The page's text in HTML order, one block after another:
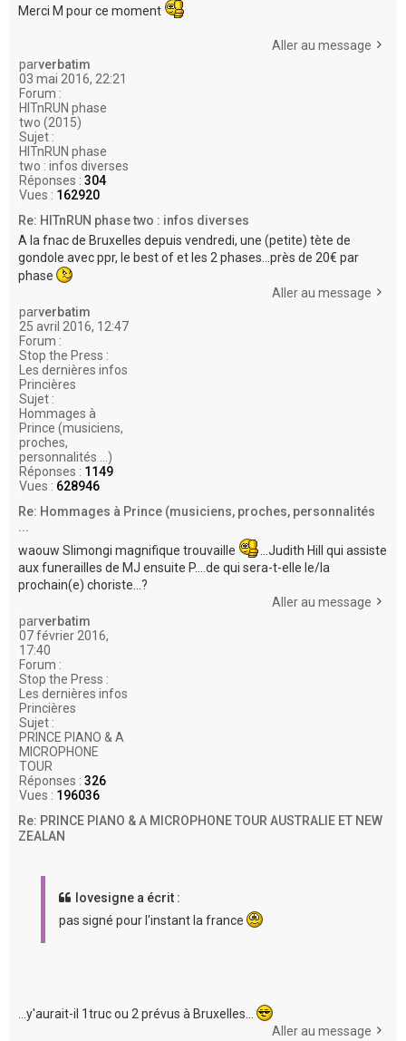
Merci M pour ce moment
Aller au message
parverbatim
03 mai 2016, 22:21
Forum :
HITnRUN phase
two (2015)
Sujet :
HITnRUN phase
two : infos diverses
Réponses : 304
Vues : 162920
Re: HITnRUN phase two : infos diverses
A la fnac de Bruxelles depuis vendredi, une (petite) tète de
gondole avec ppr, le best of et les 2 phases...près de 20€ par
phase
Aller au message
parverbatim
25 avril 2016, 12:47
Forum :
Stop the Press :
Les dernières infos
Princières
Sujet :
Hommages à
Prince (musiciens,
proches,
personnalités ...)
Réponses : 1149
Vues : 628946
Re: Hommages à Prince (musiciens, proches, personnalités
...
waouw Slimongi magnifique trouvaille
...Judith Hill qui assiste
aux funerailles de MJ ensuite P....de qui sera-t-elle le/la
prochain(e) choriste...?
Aller au message
parverbatim
07 février 2016,
17:40
Forum :
Stop the Press :
Les dernières infos
Princières
Sujet :
PRINCE PIANO & A
MICROPHONE
TOUR
Réponses : 326
Vues : 196036
Re: PRINCE PIANO & A MICROPHONE TOUR AUSTRALIE ET NEW
ZEALAN
lovesigne a écrit :
pas signé pour l'instant la france
...y'aurait-il 1truc ou 2 prévus à Bruxelles...
Aller au message